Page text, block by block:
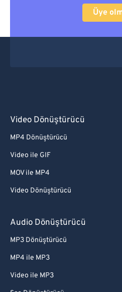
Üye
Video Dönüştürücü
MP4 Dönüştürücü
Video ile GIF
MOV ile MP4
Video Dönüştürücü
Audio Dönüştürücü
MP3 Dönüştürücü
MP4 ile MP3
Video ile MP3